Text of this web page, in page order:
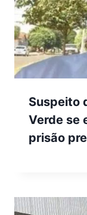
Suspeito
Verde se
prisão